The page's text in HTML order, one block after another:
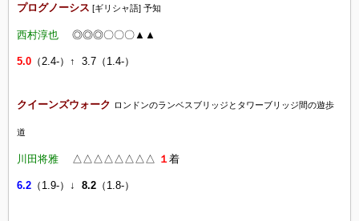
プログノーシス [ギリシャ語] 予知
西村淳也 ◎◎◎〇〇〇▲▲
5.0 （2.4-）↑ 3.7（1.4-）
クイーンズウォーク ロンドンのランベスブリッジとタワーブリッジ間の遊歩
道
川田将雅 △△△△△△△△ １ 着
6.2 （1.9-）↓ 8.2 （1.8-）